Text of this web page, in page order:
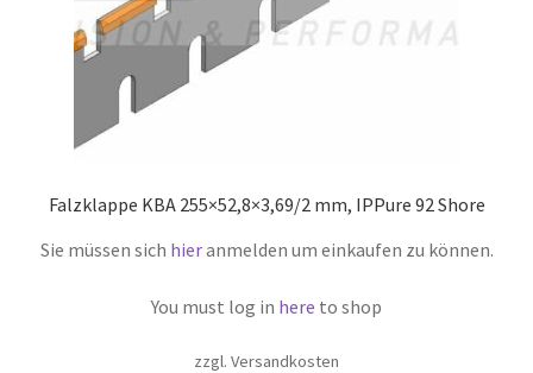
Falzklappe KBA 255×52,8×3,69/2 mm, IPPure 92 Shore
Sie müssen sich hieranmelden um einkaufen zu können.
You must log in here to shop
zzgl. Versandkosten